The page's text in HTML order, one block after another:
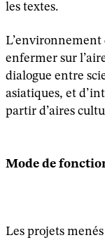
les textes.
L’environnement
enfermer sur
dialogue entre
asiatiques, et
partir d’aires
Mode de
Les projets